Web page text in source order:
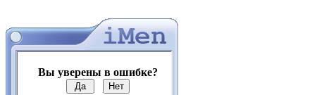
Вы уверены в ошибке?